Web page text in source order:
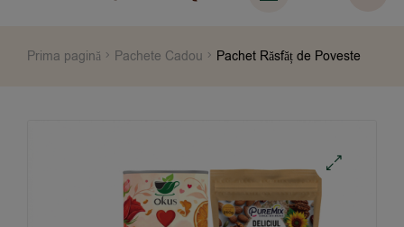
Prima pagină Pachete Cadou Pachet Răsfăț de Poveste